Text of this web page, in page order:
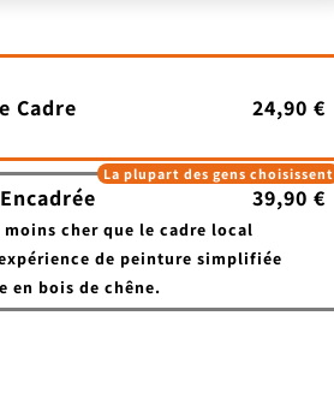
Cadre 24,90 €
39,90 €
moins cher que le cadre local
expérience de peinture simplifiée
en bois de chêne.
La plupart des gens choisissent